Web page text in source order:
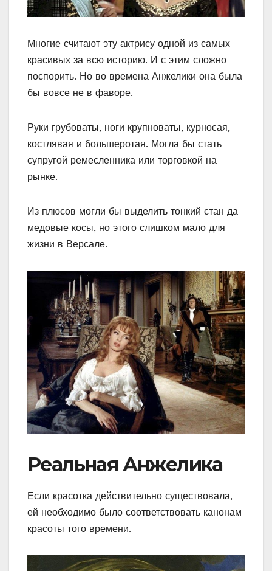
Многие считают эту актрису одной из самых
красивых за всю историю. И с этим сложно
поспорить. Но во времена Анжелики она была
бы вовсе не в фаворе.
Руки грубоваты, ноги крупноваты, курносая,
костлявая и большеротая. Могла бы стать
супругой ремесленника или торговкой на
рынке.
Из плюсов могли бы выделить тонкий стан да
медовые косы, но этого слишком мало для
жизни в Версале.
Реальная Анжелика
Если красотка действительно существовала,
ей необходимо было соответствовать канонам
красоты того времени.